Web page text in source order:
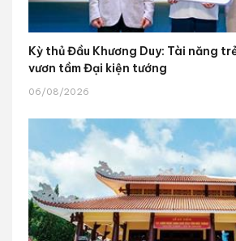
Kỳ thủ Đầu Khương Duy: Tài năng
vươn tầm Đại kiện tướng
06/08/2026